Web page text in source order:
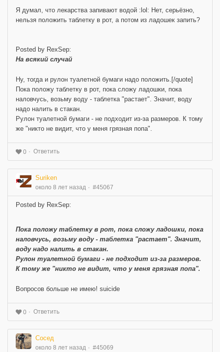
Я думал, что лекарства запивают водой :lol: Нет, серьёзно,
нельзя положить таблетку в рот, а потом из ладошек запить?
Posted by RexSep:
На всякий случай
Ну, тогда и рулон туалетной бумаги надо положить.[/quote]
Пока положу таблетку в рот, пока сложу ладошки, пока
наловчусь, возьму воду - таблетка "растает". Значит, воду
надо налить в стакан.
Рулон туалетной бумаги - не подходит из-за размеров. К тому
же "никто не видит, что у меня грязная попа".
0 Ответить
Suriken
около 8 лет назад #45067
Posted by RexSep:
Пока положу таблетку в рот, пока сложу ладошки, пока
наловчусь, возьму воду - таблетка "растает". Значит,
воду надо налить в стакан.
Рулон туалетной бумаги - не подходит из-за размеров.
К тому же "никто не видит, что у меня грязная попа".
Вопросов больше не имею! suicide
0 Ответить
Сосед
около 8 лет назад #45069